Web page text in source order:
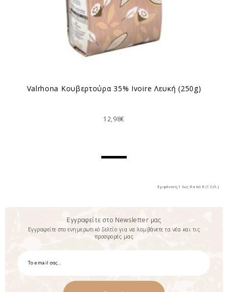
Valrhona Κουβερτούρα 35% Ivoire Λευκή (250g)
12,98€
Εμφάνιση 1 έως 8 από 8 (1 Σελ.)
Εγγραφείτε στο Newsletter μας
Εγγραφείτε στο ενημερωτικό δελτίο για να λαμβάνετε τα νέα και τις
προσφορές μας